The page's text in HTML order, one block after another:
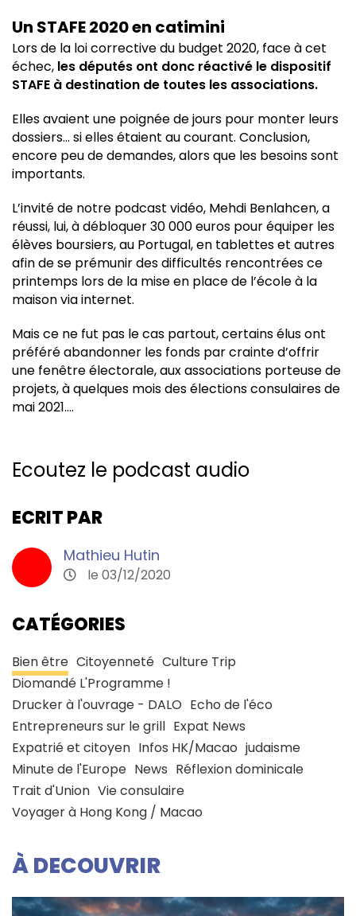
Un STAFE 2020 en catimini
Lors de la loi corrective du budget 2020, face à cet
échec, les députés ont donc réactivé le dispositif
STAFE à destination de toutes les associations.
Elles avaient une poignée de jours pour monter leurs
dossiers… si elles étaient au courant. Conclusion,
encore peu de demandes, alors que les besoins sont
importants.
L’invité de notre podcast vidéo, Mehdi Benlahcen, a
réussi, lui, à débloquer 30 000 euros pour équiper les
élèves boursiers, au Portugal, en tablettes et autres
afin de se prémunir des difficultés rencontrées ce
printemps lors de la mise en place de l’école à la
maison via internet.
Mais ce ne fut pas le cas partout, certains élus ont
préféré abandonner les fonds par crainte d’offrir
une fenêtre électorale, aux associations porteuse de
projets, à quelques mois des élections consulaires de
mai 2021….
Ecoutez le podcast audio
ECRIT PAR
Mathieu Hutin
le 03/12/2020
CATÉGORIES
Bien être Citoyenneté Culture Trip
Diomandé L'Programme !
Drucker à l'ouvrage - DALO Echo de l'éco
Entrepreneurs sur le grill Expat News
Expatrié et citoyen Infos HK/Macao judaisme
Minute de l'Europe News Réflexion dominicale
Trait d'Union Vie consulaire
Voyager à Hong Kong / Macao
À DECOUVRIR